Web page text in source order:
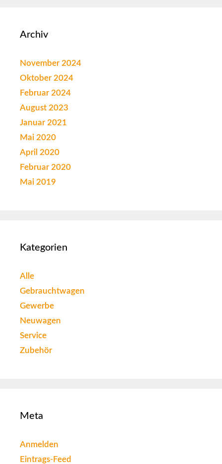
Archiv
November 2024
Oktober 2024
Februar 2024
August 2023
Januar 2021
Mai 2020
April 2020
Februar 2020
Mai 2019
Kategorien
Alle
Gebrauchtwagen
Gewerbe
Neuwagen
Service
Zubehör
Meta
Anmelden
Eintrags-Feed